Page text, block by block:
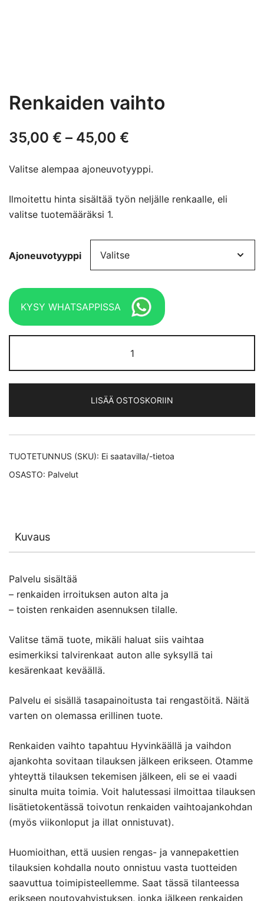
Renkaiden vaihto
35,00 € – 45,00 €
45,00 €
Valitse alempaa ajoneuvotyyppi.
Ilmoitettu hinta sisältää työn neljälle renkaalle, eli
valitse tuotemääräksi 1.
Ajoneuvotyyppi
KYSY WHATSAPPISSA
vaihto
määrä
LISÄÄ OSTOSKORIIN
TUOTETUNNUS (SKU): Ei saatavilla/-tietoa
OSASTO: Palvelut
Kuvaus
Palvelu sisältää
– renkaiden irroituksen auton alta ja
– toisten renkaiden asennuksen tilalle.
Valitse tämä tuote, mikäli haluat siis vaihtaa
esimerkiksi talvirenkaat auton alle syksyllä tai
kesärenkaat keväällä.
Palvelu ei sisällä tasapainoitusta tai rengastöitä. Näitä
varten on olemassa erillinen tuote.
Renkaiden vaihto tapahtuu Hyvinkäällä ja vaihdon
ajankohta sovitaan tilauksen jälkeen erikseen. Otamme
yhteyttä tilauksen tekemisen jälkeen, eli se ei vaadi
sinulta muita toimia. Voit halutessasi ilmoittaa tilauksen
lisätietokentässä toivotun renkaiden vaihtoajankohdan
(myös viikonloput ja illat onnistuvat).
Huomioithan, että uusien rengas- ja vannepakettien
tilauksien kohdalla nouto onnistuu vasta tuotteiden
saavuttua toimipisteellemme. Saat tässä tilanteessa
erikseen noutovahvistuksen, jonka jälkeen renkaiden